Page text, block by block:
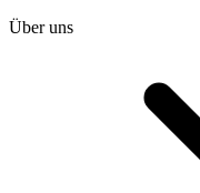
Über uns